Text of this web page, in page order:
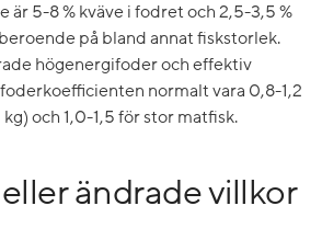
är 5-8 % kväve i fodret och 2,5-3,5 %
på bland annat fiskstorlek.
högenergifoder och effektiv
normalt vara 0,8-1,2
kg) och 1,0-1,5 för stor matfisk.
ändrade villkor